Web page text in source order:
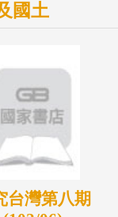
國土
台灣第八期